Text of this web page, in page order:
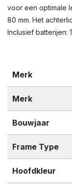
voor een optimale
80 mm. Het
Inclusief batterijen:
Merk
Merk
Bouwjaar
Frame Type
Hoofdkleur